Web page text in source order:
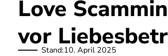
Love
vorStand:10. April 2025